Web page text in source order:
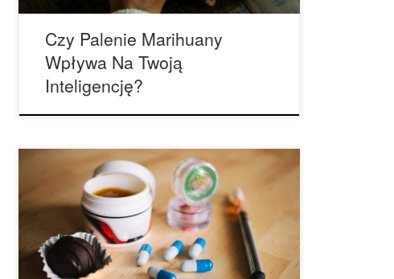
Czy Palenie Marihuany
Wpływa Na Twoją
Inteligencję?
Powszechnie niepokojąca wojna narkotyków w
Stanach Zjednoczonych została w końcu
zatrzymana, a teraz, gdy różne stany w kraju
zalegalizowały ten narkotyk, podczas gdy inne są
w trakcie tego procesu. Rekreacyjne
wykorzystanie marihuany zostało zarejestrowane
już w 2737 roku p.n.e., kiedy chińska medycyna